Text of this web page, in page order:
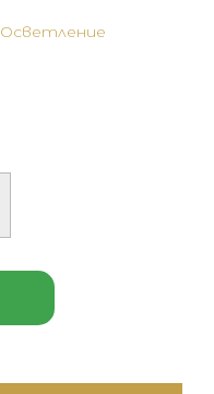
Осветление